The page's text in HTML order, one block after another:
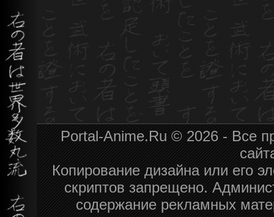
Portal-Anime.Ru © 2026 - Все
Копирование дизайна или его
скриптов запрещено.
содержание рекламных